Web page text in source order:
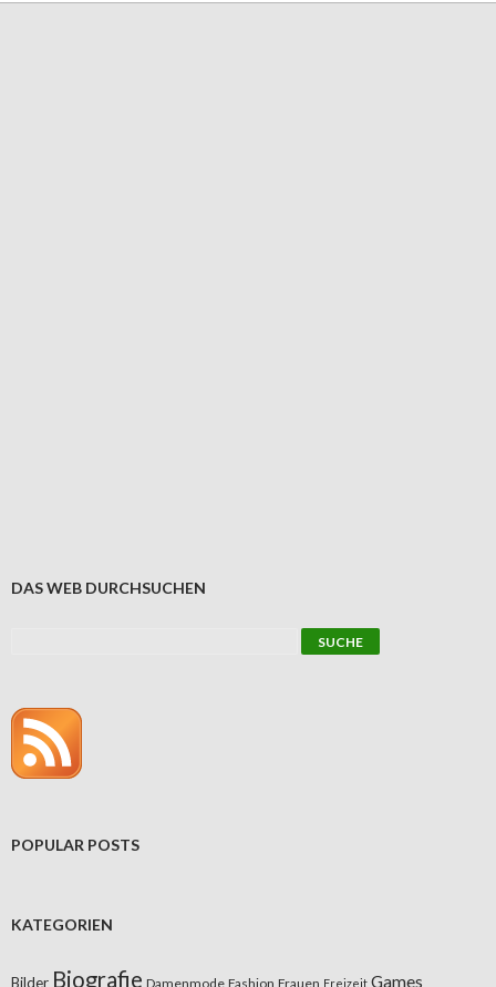
DAS WEB DURCHSUCHEN
POPULAR POSTS
KATEGORIEN
Bilder Biografie Damenmode Fashion Frauen Freizeit Games